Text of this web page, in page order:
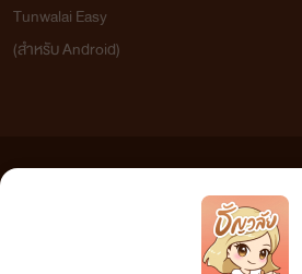
Tunwalai Easy
(สำหรับ Android)
เว็บไซต์แห่งนี้ไม่ได้เห็นด้วยและไม่ขอรับผิดชอบต่อข้อความใดๆ
วิจารณญาณในการกลั่นกรองด้วยตนเอง และหากท่านพบข้อควา
กรุณาแจ้งมาที่ tunwalai@ookbee.com เพื่อทีมงานจะได้ดำเนิน